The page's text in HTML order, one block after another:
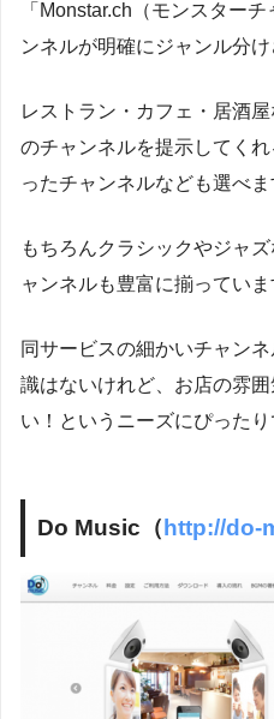
「Monstar.ch（モンスター
ンネルが明確にジャンル分
レストラン・カフェ・居酒
のチャンネルを提示してく
ったチャンネルなども選べま
もちろんクラシックやジャ
ャンネルも豊富に揃っていま
同サービスの細かいチャン
識はないけれど、お店の雰
い！というニーズにぴったり
Do Music（http://do-